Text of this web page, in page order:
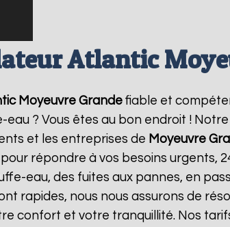
Atlantic
Moyeuvre Grande fiable et
? Vous êtes au bon endroit !
et les entreprises de Moyeuvre
répondre à vos besoins urgents,
eau, des fuites aux pannes, en
rapides, nous nous assurons de
confort et votre tranquillité. Nos